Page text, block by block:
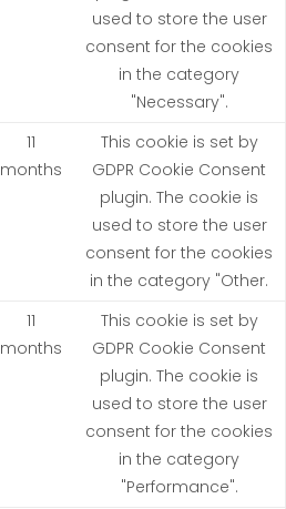
used to store the user
consent for the cookies
in the category
"Necessary".
11
months
This cookie is set by
GDPR Cookie Consent
plugin. The cookie is
used to store the user
consent for the cookies
in the category "Other.
11
months
This cookie is set by
GDPR Cookie Consent
plugin. The cookie is
used to store the user
consent for the cookies
in the category
"Performance".